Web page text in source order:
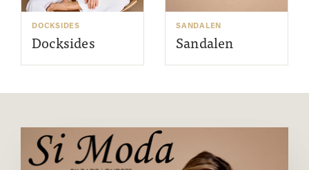
DOCKSIDES
Docksides
SANDALEN
Sandalen